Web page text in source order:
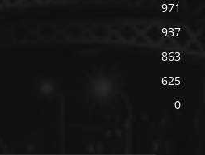
971
937
863
625
0